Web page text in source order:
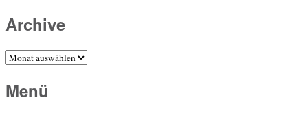
Archive
Archive
Menü